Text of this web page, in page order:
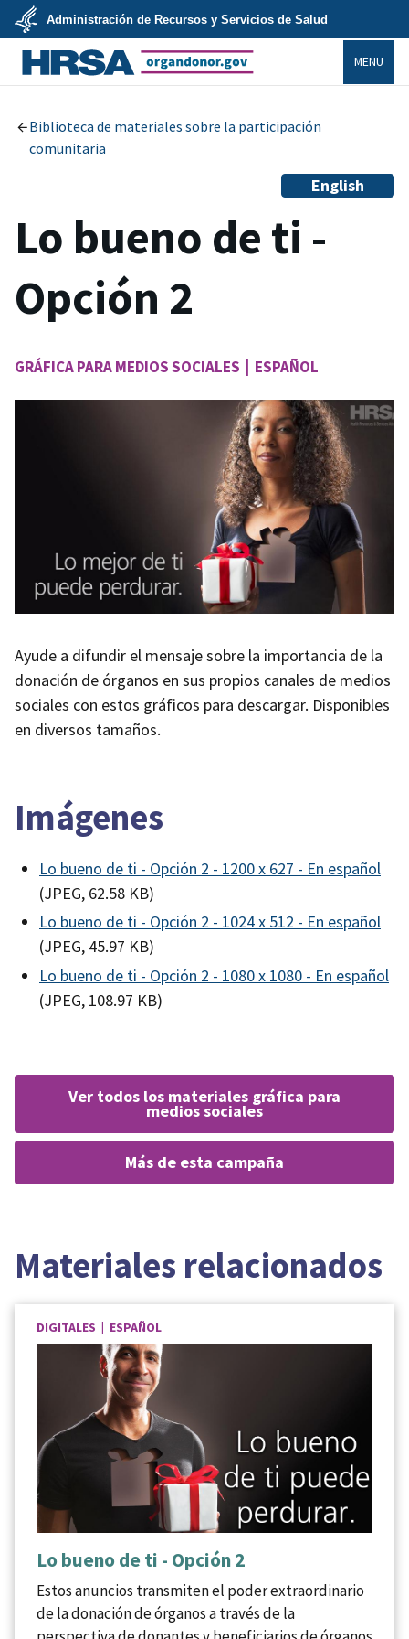
Skip
main
content
U.S.
Department
of
Health
Services
Administración de Recursos y Servicios de Salud
MENU
Biblioteca de materiales sobre la participación
comunitaria
English
Lo bueno de ti -
Opción 2
GRÁFICA PARA MEDIOS SOCIALES | ESPAÑOL
Image
Ayude a difundir el mensaje sobre la importancia de la
donación de órganos en sus propios canales de medios
sociales con estos gráficos para descargar. Disponibles
en diversos tamaños.
Imágenes
Lo bueno de ti - Opción 2 - 1200 x 627 - En español
(JPEG, 62.58 KB)
Lo bueno de ti - Opción 2 - 1024 x 512 - En español
(JPEG, 45.97 KB)
Lo bueno de ti - Opción 2 - 1080 x 1080 - En español
(JPEG, 108.97 KB)
ver todos los materiales gráfica para
medios sociales
más de esta campaña
Materiales relacionados
DIGITALES | ESPAÑOL
Lo bueno de ti - Opción 2
Estos anuncios transmiten el poder extraordinario
de la donación de órganos a través de la